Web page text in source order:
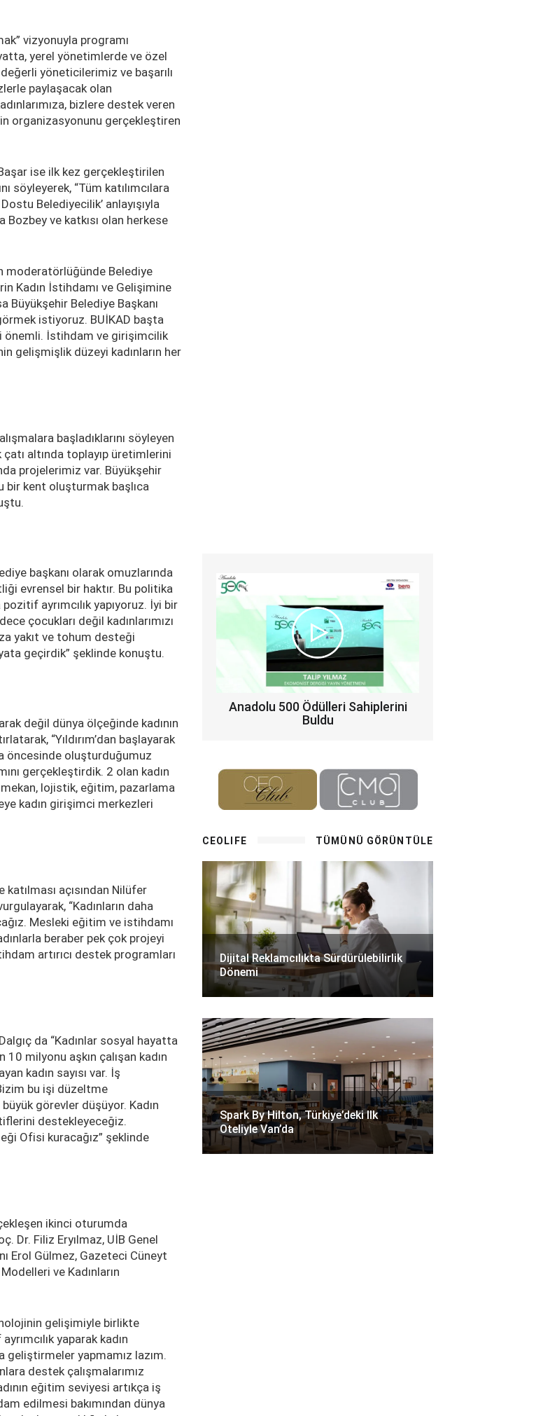
vizyonuyla programı
yerel yönetimlerde ve özel
yöneticilerimiz ve başarılı
paylaşacak olan
bizlere destek veren
organizasyonunu gerçekleştiren
ise ilk kez gerçekleştirilen
“Tüm katılımcılara
Belediyecilik’ anlayışıyla
ve katkısı olan herkese
moderatörlüğünde Belediye
Kadın İstihdamı ve Gelişimine
Büyükşehir Belediye Başkanı
istiyoruz. BUİKAD başta
önemli. İstihdam ve girişimcilik
gelişmişlik düzeyi kadınların her
başladıklarını söyleyen
altında toplayıp üretimlerini
projelerimiz var. Büyükşehir
bir kent oluşturmak başlıca
başkanı olarak omuzlarında
evrensel bir haktır. Bu politika
ayrımcılık yapıyoruz. İyi bir
çocukları değil kadınlarımızı
yakıt ve tohum desteği
geçirdik” şeklinde konuştu.
değil dünya ölçeğinde kadının
“Yıldırım’dan başlayarak
öncesinde oluşturduğumuz
gerçekleştirdik. 2 olan kadın
lojistik, eğitim, pazarlama
kadın girişimci merkezleri
açısından Nilüfer
“Kadınların daha
Mesleki eğitim ve istihdamı
beraber pek çok projeyi
artırıcı destek programları
da “Kadınlar sosyal hayatta
milyonu aşkın çalışan kadın
kadın sayısı var. İş
bu işi düzeltme
görevler düşüyor. Kadın
destekleyeceğiz.
Ofisi kuracağız” şeklinde
ikinci oturumda
Dr. Filiz Eryılmaz, UİB Genel
Erol Gülmez, Gazeteci Cüneyt
ve Kadınların
gelişimiyle birlikte
yaparak kadın
yapmamız lazım.
destek çalışmalarımız
eğitim seviyesi artıkça iş
edilmesi bakımından dünya
Anadolu 500 Ödülleri Sahiplerini
Buldu
CEOLIFE TÜMÜNÜ GÖRÜNTÜLE
Dijital Reklamcılıkta Sürdürülebilirlik
Dönemi
Spark By Hilton, Türkiye’deki Ilk
Oteliyle Van’da